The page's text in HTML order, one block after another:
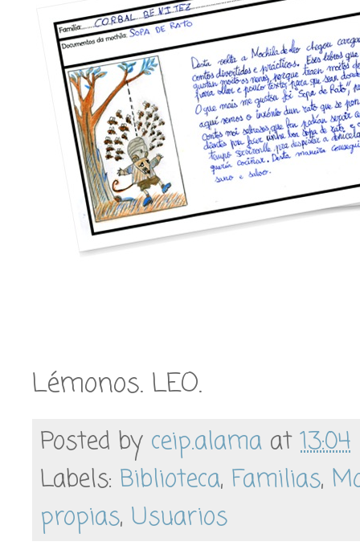
Lémonos. LEO.
Posted by ceip.alama at13:04
Labels: Biblioteca, Familias,
propias, Usuarios